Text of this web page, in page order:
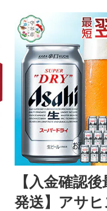
【入金確認
発送】アサ